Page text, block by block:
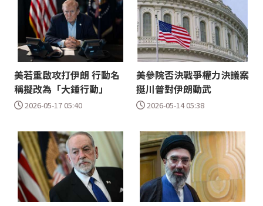
美若重啟攻打伊朗 行動名
稱擬改為「大錘行動」
2026-05-17 05:40
美參院否決戰爭權力決議案
挺川普對伊朗動武
2026-05-14 05:38